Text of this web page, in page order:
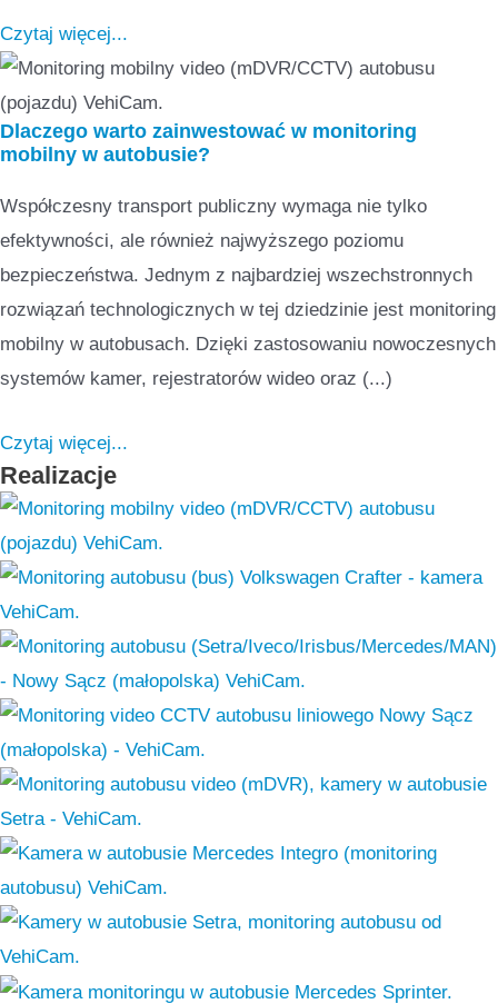
Czytaj więcej...
Dlaczego warto zainwestować w monitoring
mobilny w autobusie?
Współczesny transport publiczny wymaga nie tylko
efektywności, ale również najwyższego poziomu
bezpieczeństwa. Jednym z najbardziej wszechstronnych
rozwiązań technologicznych w tej dziedzinie jest monitoring
mobilny w autobusach. Dzięki zastosowaniu nowoczesnych
systemów kamer, rejestratorów wideo oraz (...)
Czytaj więcej...
Realizacje